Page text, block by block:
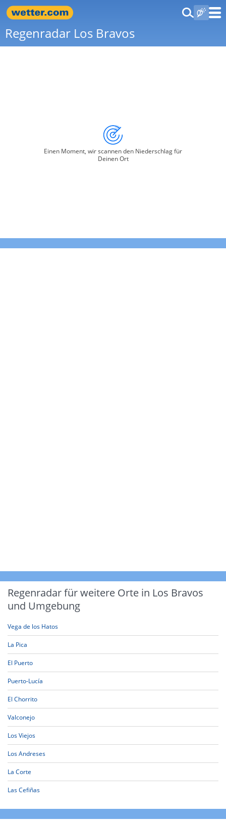
Regenradar Los Bravos
Einen Moment, wir scannen den Niederschlag für
Deinen Ort
Regenradar für weitere Orte in Los Bravos
und Umgebung
Vega de los Hatos
La Pica
El Puerto
Puerto-Lucía
El Chorrito
Valconejo
Los Viejos
Los Andreses
La Corte
Las Cefiñas